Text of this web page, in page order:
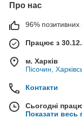
Про нас
96% позитивних
Працює з
м. Харків
Пісочин,
Контакти
Сьогодні
Показати весь